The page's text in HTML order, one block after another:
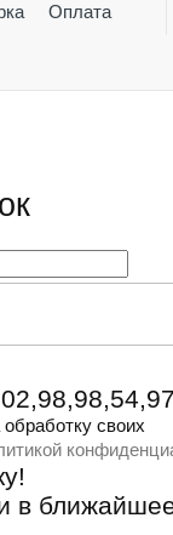
Оплата
своих
в